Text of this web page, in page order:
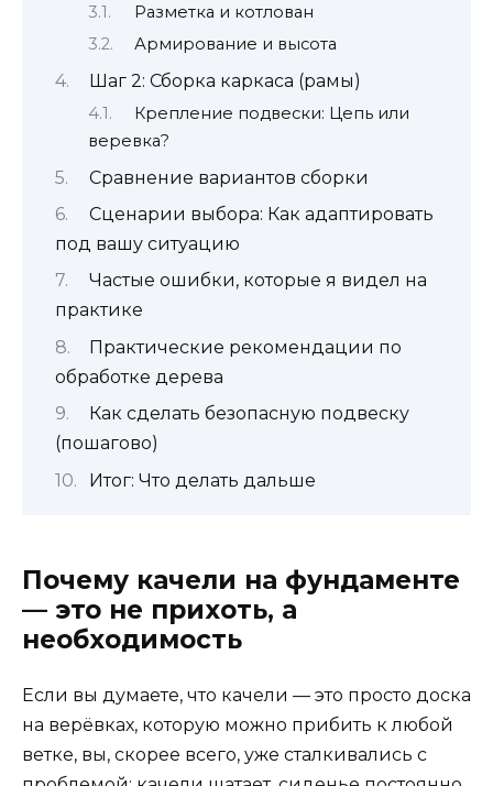
Разметка и котлован
Армирование и высота
Шаг 2: Сборка каркаса (рамы)
Крепление подвески: Цепь или
веревка?
Сравнение вариантов сборки
Сценарии выбора: Как адаптировать
под вашу ситуацию
Частые ошибки, которые я видел на
практике
Практические рекомендации по
обработке дерева
Как сделать безопасную подвеску
(пошагово)
Итог: Что делать дальше
Почему качели на фундаменте
— это не прихоть, а
необходимость
Если вы думаете, что качели — это просто доска
на верёвках, которую можно прибить к любой
ветке, вы, скорее всего, уже сталкивались с